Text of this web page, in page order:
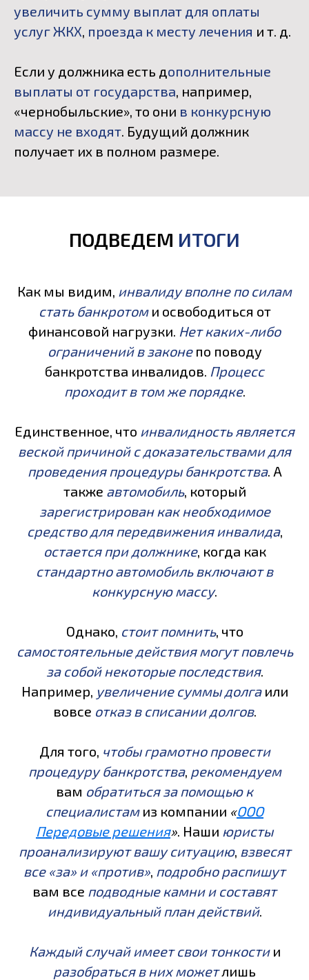
увеличить сумму выплат для оплаты
услуг ЖКХ, проезда к месту лечения и т. д.
Если у должника есть дополнительные
выплаты от государства, например,
«чернобыльские», то они в конкурсную
массу не входят. Будущий должник
получает их в полном размере.
ПОДВЕДЕМ ИТОГИ
Как мы видим, инвалиду вполне по силам
стать банкротоми освободиться от
финансовой нагрузки. Нет каких-либо
ограничений в законепо поводу
банкротства инвалидов. Процесс
проходит в том же порядке.
Единственное, что инвалидность является
веской причиной с доказательствами для
проведения процедуры банкротства. А
также автомобиль, который
зарегистрирован как необходимое
средство для передвижения инвалида,
остается при должнике, когда как
стандартно автомобиль включают в
конкурсную массу.
Однако, стоит помнить, что
самостоятельные действия могут повлечь
за собой некоторые последствия.
Например, увеличение суммы долгаили
вовсе отказ в списании долгов.
Для того, чтобы грамотно провести
процедуру банкротства, рекомендуем
вам обратиться за помощью к
специалистамиз компании «ООО
Передовые решения». Наши юристы
проанализируют вашу ситуацию, взвесят
все «за» и «против», подробно распишут
вам все подводные камни и составят
индивидуальный план действий.
Каждый случай имеет свои тонкостии
разобраться в них можетлишь